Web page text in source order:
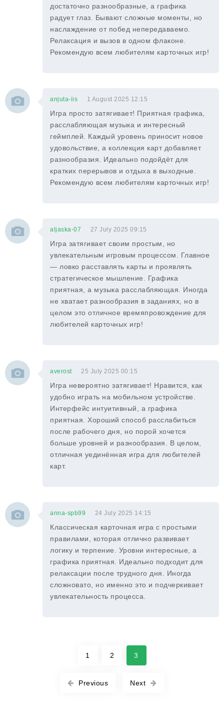
достаточно разнообразные, а графика
радует глаз. Бывают сложные моменты, но
наслаждение от побед непередаваемо.
Релаксация и вызов в одном флаконе.
Рекомендую всем любителям карточных игр!
anjuta-iis 1 August 2025 12:15
Игра просто затягивает! Приятная графика,
расслабляющая музыка и интересный
геймплей. Каждый уровень приносит новое
удовольствие, а коллекция карт добавляет
разнообразия. Идеально подойдёт для
кратких перерывов и отдыха в выходные.
Рекомендую всем любителям карточных игр!
aljaska-07 27 July 2025 09:15
Игра затягивает своим простым, но
увлекательным игровым процессом. Главное
— ловко расставлять карты и проявлять
стратегическое мышление. Графика
приятная, а музыка расслабляющая. Иногда
не хватает разнообразия в заданиях, но в
целом это отличное времяпровождение для
любителей карточных игр!
averost 25 July 2025 00:15
Игра невероятно затягивает! Нравится, как
удобно играть на мобильном устройстве.
Интерфейс интуитивный, а графика
приятная. Хороший способ расслабиться
после рабочего дня, но порой хочется
больше уровней и разнообразия. В целом,
отличная уединённая игра для любителей
карт.
anna-spb99 24 July 2025 14:15
Классическая карточная игра с простыми
правилами, которая отлично развивает
логику и терпение. Уровни интересные, а
графика приятная. Идеально подходит для
релаксации после трудного дня. Иногда
сложновато, но именно это и подчеркивает
увлекательность процесса.
Previous
1 2 3
Next